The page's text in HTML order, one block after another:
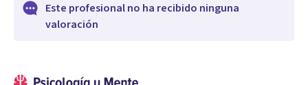
Este profesional no ha recibido ninguna
valoración